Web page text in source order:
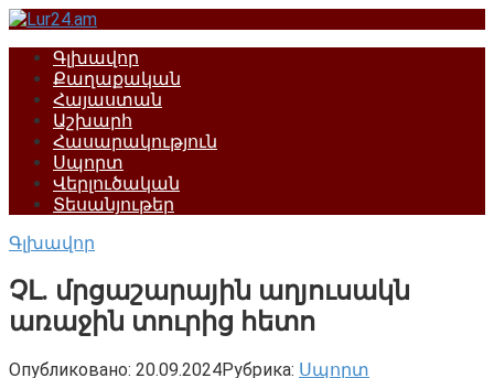
Перейти
контентуԳլխավոր
Քաղաքական
Հայաստան
Աշխարհ
Հասարակություն
Սպորտ
Վերլուծական
Տեսանյութեր
Գլխավոր
ՉԼ․ մրցաշարային աղյուսակն
առաջին տուրից հետո
Опубликовано: 20.09.2024Рубрика: Սպորտ